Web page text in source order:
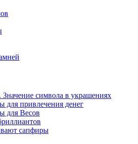
символа в украшениях
для привлечения денег
для Весов
сапфиры